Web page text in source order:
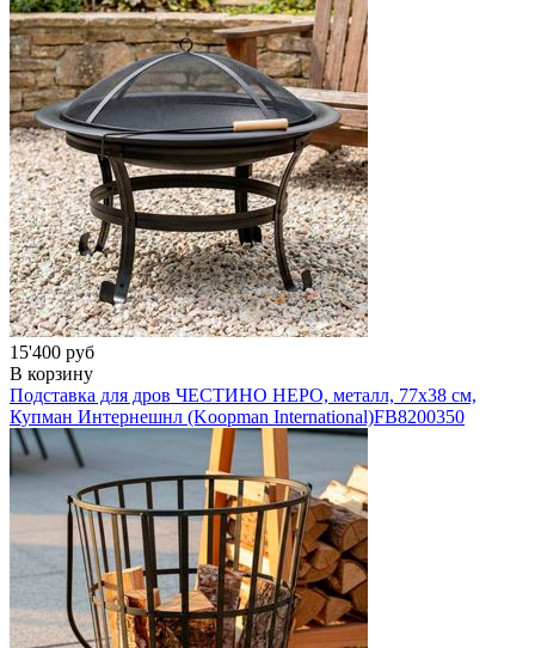
15'400 руб
В корзину
Подставка для дров ЧЕСТИНО НЕРО, металл, 77х38 см,
Купман Интернешнл (Koopman International)FB8200350